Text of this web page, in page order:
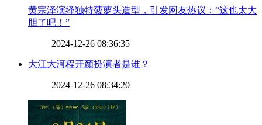
​黄宗泽演绎独特菠萝头造型，引发网友热议：“这也太大
胆了吧！”
2024-12-26 08:36:35
​大江大河程开颜扮演者是谁？
2024-12-26 08:34:20